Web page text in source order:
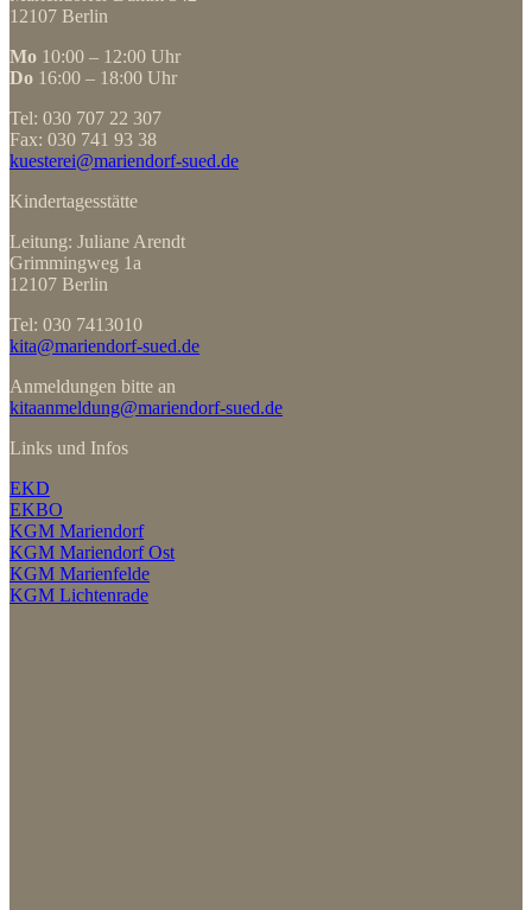
12107 Berlin
Mo 10:00 – 12:00 Uhr
Do 16:00 – 18:00 Uhr
Tel: 030 707 22 307
Fax: 030 741 93 38
kuesterei@mariendorf-sued.de
Kindertagesstätte
Leitung: Juliane Arendt
Grimmingweg 1a
12107 Berlin
Tel: 030 7413010
kita@mariendorf-sued.de
Anmeldungen bitte an
kitaanmeldung@mariendorf-sued.de
Links und Infos
EKD
EKBO
KGM Mariendorf
KGM Mariendorf Ost
KGM Marienfelde
KGM Lichtenrade